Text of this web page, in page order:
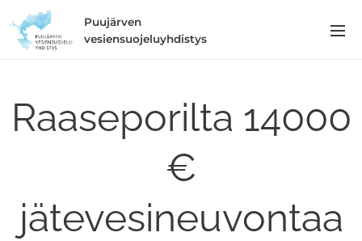
Puujärven
vesiensuojeluyhdistys
Raaseporilta 14000
€
jätevesineuvontaa